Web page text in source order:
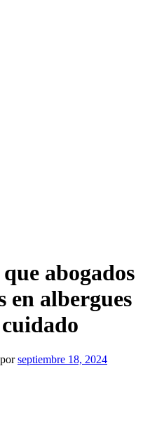
abogados
en albergues
septiembre 18, 2024